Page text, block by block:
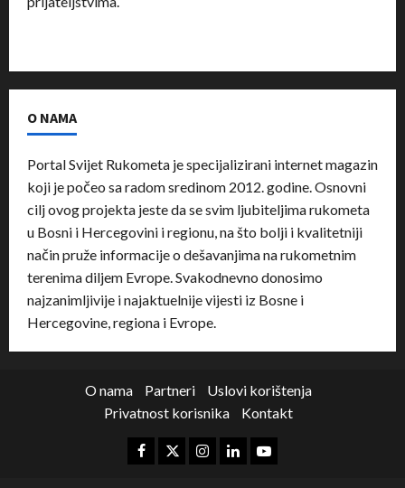
O NAMA
Portal Svijet Rukometa je specijalizirani internet magazin
koji je počeo sa radom sredinom 2012. godine. Osnovni
cilj ovog projekta jeste da se svim ljubiteljima rukometa
u Bosni i Hercegovini i regionu, na što bolji i kvalitetniji
način pruže informacije o dešavanjima na rukometnim
terenima diljem Evrope. Svakodnevno donosimo
najzanimljivije i najaktuelnije vijesti iz Bosne i
Hercegovine, regiona i Evrope.
O nama Partneri
Uslovi korištenja
Privatnost korisnika
Kontakt